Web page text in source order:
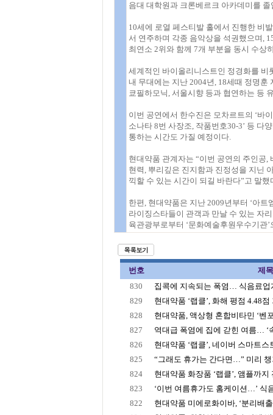
음대 대학원과 크론베르크 아카데미를
10세에 로열 페스티발 홀에서 진행한 비
서 연주하며 각종 음악상을 석권했으며,
최연소 2위와 함께 7개 부분을 동시 수상
세계적인 바이올리니스트인 정경화를 비
내 무대에는 지난 2004년, 18세때 정명
쿄필하모닉, 서울시향 등과 협연하는 등
이번 공연에서 한수진은 모차르트의 ‘바
소나타 8번 사장조, 작품번호30-3’ 등 다
통하는 시간도 가질 예정이다.
현대약품 관계자는 “이번 공연의 주인공
현력, 뿌리깊은 진지함과 진정성을 지닌
끽할 수 있는 시간이 되길 바란다”고 말했
한편, 현대약품은 지난 2009년부터 ‘아
라이징스타들이 관객과 만날 수 있는 자
육관광부로부터 ‘문화예술후원우수기관
번호
제목
830
집콕에 지속되는 폭염… 식음료업
829
현대약품 ‘랩클’, 화해 평점 4.48점
828
현대약품, 액상형 혼합비타민 ‘벤
827
역대급 폭염에 집에 갇힌 여름… ‘
826
현대약품 ‘랩클’, 네이버 스마트스
825
“그래도 휴가는 간다면…” 미리 챙
824
현대약품 화장품 ‘랩클’, 앰플까지
823
‘이번 여름휴가도 홈케이션…’ 식
822
현대약품 미에로화이바, ‘분리배